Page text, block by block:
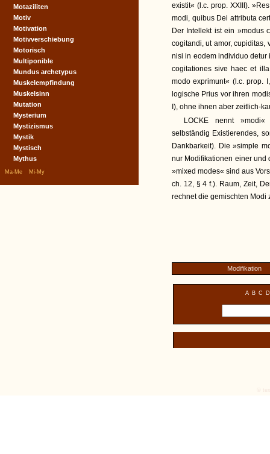
existit« (l.c. prop. XXIII).
modi, quibus Dei attributa
Der Intellekt ist ein »modus
cogitandi, ut amor, cupiditas,
nisi in eodem individuo detur
cogitationes sive haec et
modo exprimunt« (l.c. prop.
logische Prius vor ihren
I), ohne ihnen aber zeitlich-
LOCKE nennt »modi«
selbständig Existierendes,
Dankbarkeit). Die »simple
nur Modifikationen einer und
»mixed modes« sind aus
ch. 12, § 4 f.). Raum, Zeit,
rechnet die gemischten Modi
Modifikation
A B C D
Motaziliten
Motiv
Motivation
Motivverschiebung
Motorisch
Multiponible
Mundus archetypus
Muskelempfindung
Muskelsinn
Mutation
Mysterium
Mystizismus
Mystik
Mystisch
Mythus
Ma-Me Mi-My